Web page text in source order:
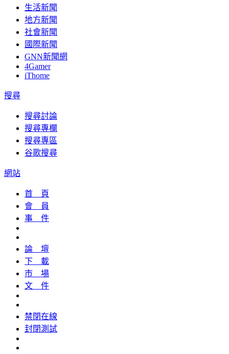
生活新聞
地方新聞
社會新聞
國際新聞
GNN新聞網
4Gamer
iThome
搜尋
搜尋討論
搜尋專欄
搜尋專區
谷歌搜尋
網站
首 頁
會 員
事 件
論 壇
下 載
市 場
文 件
禁閉在線
封閉測試